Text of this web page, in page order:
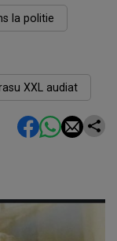
la politie
XXL audiat